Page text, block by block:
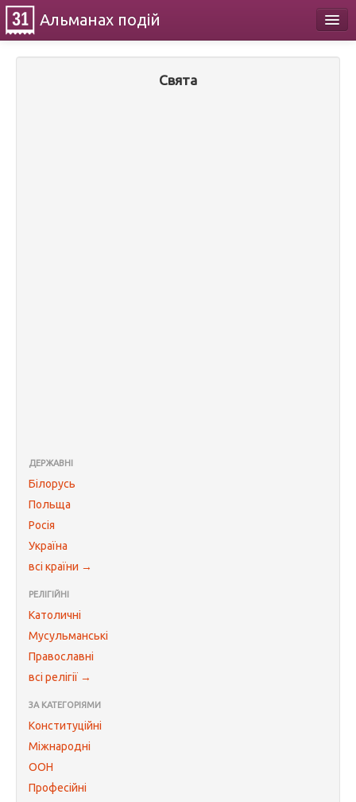
Альманах подій
Свята
ДЕРЖАВНІ
Білорусь
Польща
Росія
Україна
всі країни →
РЕЛІГІЙНІ
Католичні
Мусульманські
Православні
всі релігії →
ЗА КАТЕГОРІЯМИ
Конституційні
Міжнародні
ООН
Професійні